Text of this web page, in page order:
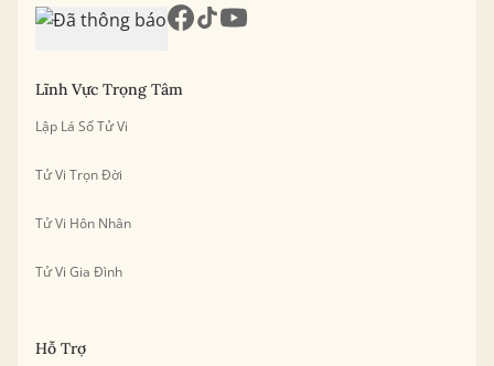
Lĩnh Vực Trọng Tâm
Lập Lá Số Tử Vi
Tử Vi Trọn Đời
Tử Vi Hôn Nhân
Tử Vi Gia Đình
Hỗ Trợ